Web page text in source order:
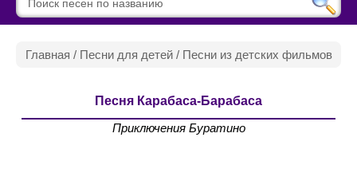
Главная / Песни для детей/ Песни из детских фильмов
Песня Карабаса-Барабаса
Приключения Буратино